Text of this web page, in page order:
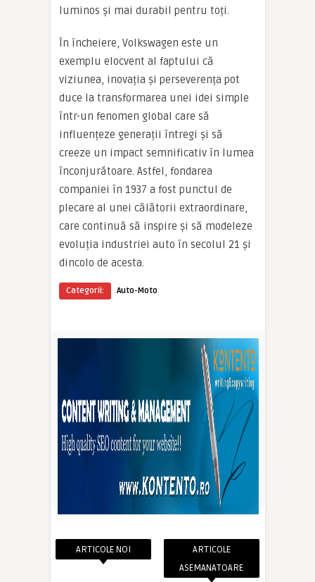
luminos și mai durabil pentru toți.
În încheiere, Volkswagen este un
exemplu elocvent al faptului că
viziunea, inovația și perseverența pot
duce la transformarea unei idei simple
într-un fenomen global care să
influențeze generații întregi și să
creeze un impact semnificativ în lumea
înconjurătoare. Astfel, fondarea
companiei în 1937 a fost punctul de
plecare al unei călătorii extraordinare,
care continuă să inspire și să modeleze
evoluția industriei auto în secolul 21 și
dincolo de acesta.
Categorii: Auto-Moto
ARTICOLE NOI
ARTICOLE
ASEMANATOARE